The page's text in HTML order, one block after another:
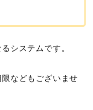
システムです。
などもございませ